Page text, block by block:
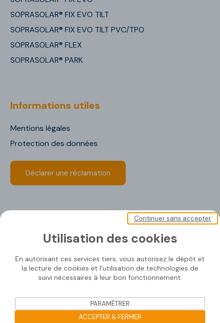
SOPRASOLAR® FIX EVO TILT
SOPRASOLAR® FIX EVO TILT PVC/TPO
SOPRASOLAR® FLEX
SOPRASOLAR® PARK
Informations utiles
Mentions légales
Protection des données
Déclarer une réclamation
Soprasolar 2020 © Tous droits réservé
Utilisation des cookies
En autorisant ces services tiers, vous autorisez le dépôt et
la lecture de cookies et l'utilisation de technologies de
suivi nécessaires à leur bon fonctionnement.
Continuer sans accepter
PARAMÉTRER
ACCEPTER & FERMER